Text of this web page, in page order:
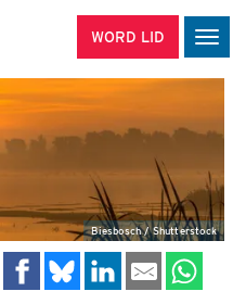
WORD LID
Biesbosch / Shutterstock